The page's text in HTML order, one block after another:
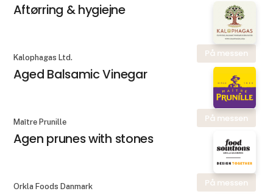
Aftørring & hygiejne
På messen
Kalophagas Ltd.
Aged Balsamic Vinegar
På messen
Maître Prunille
Agen prunes with stones
På messen
Orkla Foods Danmark